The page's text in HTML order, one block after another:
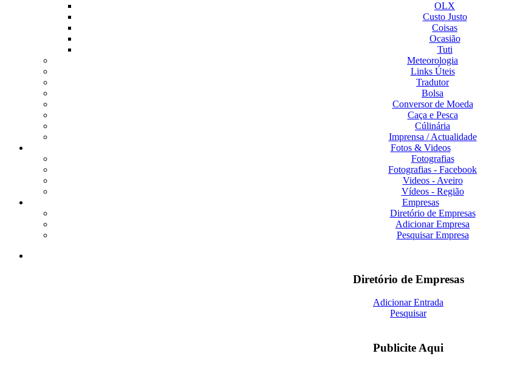
OLX
Custo Justo
Coisas
Ocasião
Tuti
Meteorologia
Links Úteis
Tradutor
Bolsa
Conversor de Moeda
Caça e Pesca
Cúlinária
Imprensa / Actualidade
Fotos & Videos
Fotografias
Fotografias - Facebook
Videos - Aveiro
Vídeos - Região
Empresas
Diretório de Empresas
Adicionar Empresa
Pesquisar Empresa
Diretório de Empresas
Adicionar Entrada
Pesquisar
Publicite Aqui